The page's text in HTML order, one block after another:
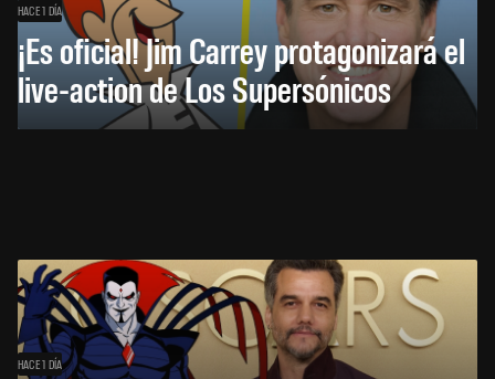
HACE 1 DÍA
¡Es oficial! Jim Carrey protagonizará el
live-action de Los Supersónicos
HACE 1 DÍA